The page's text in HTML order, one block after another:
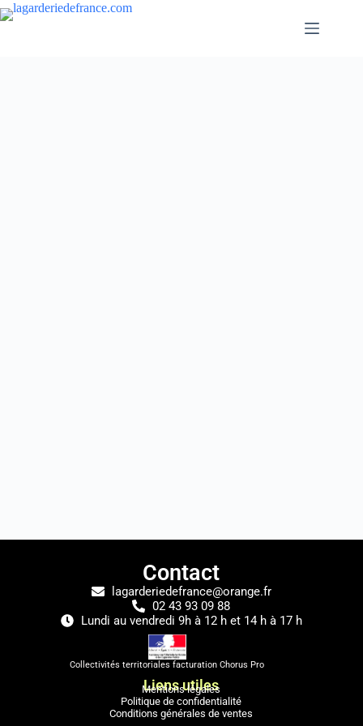
Contact
lagarderiedefrance@orange.fr
02 43 93 09 88
Lundi au vendredi 9h à 12 h et 14 h à 17 h
Collectivités territoriales facturation Chorus Pro
Liens utiles
Mentions légales
Politique de confidentialité
Conditions générales de ventes